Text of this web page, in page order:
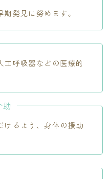
発見に努めます。
工呼吸器などの医療的
けるよう、身体の援助